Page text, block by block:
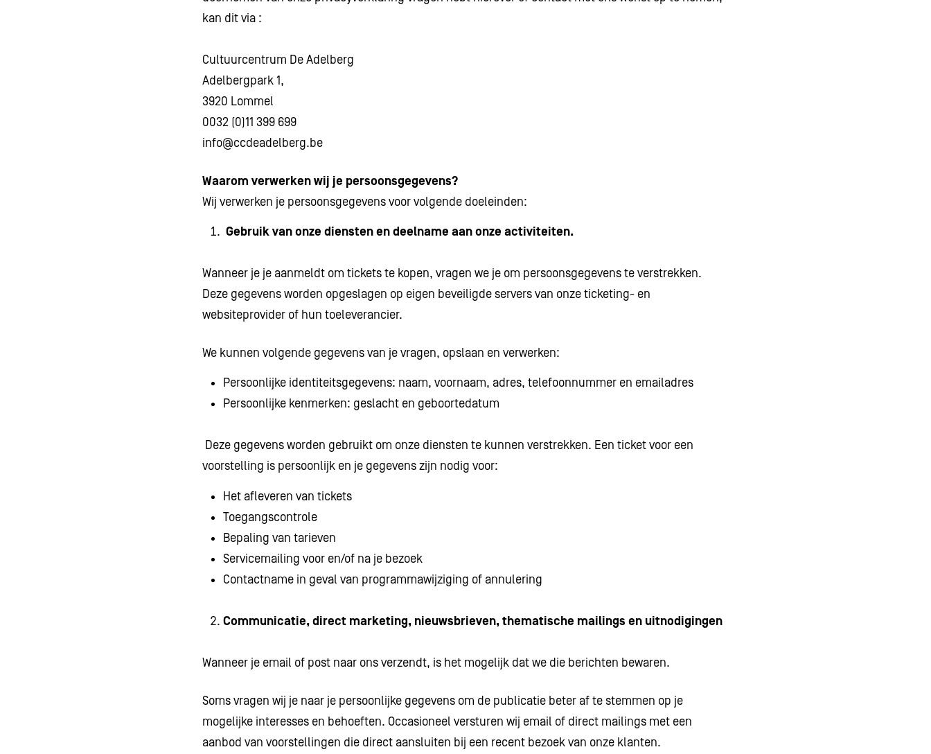
kan dit via :
Cultuurcentrum De Adelberg
Adelbergpark 1,
3920 Lommel
0032 (0)11 399 699
info@ccdeadelberg.be
Waarom verwerken wij je persoonsgegevens?
Wij verwerken je persoonsgegevens voor volgende doeleinden:
Gebruik van onze diensten en deelname aan onze activiteiten.
Wanneer je je aanmeldt om tickets te kopen, vragen we je om persoonsgegevens te verstrekken.
Deze gegevens worden opgeslagen op eigen beveiligde servers van onze ticketing- en
websiteprovider of hun toeleverancier.
We kunnen volgende gegevens van je vragen, opslaan en verwerken:
Persoonlijke identiteitsgegevens: naam, voornaam, adres, telefoonnummer en emailadres
Persoonlijke kenmerken: geslacht en geboortedatum
Deze gegevens worden gebruikt om onze diensten te kunnen verstrekken. Een ticket voor een
voorstelling is persoonlijk en je gegevens zijn nodig voor:
Het afleveren van tickets
Toegangscontrole
Bepaling van tarieven
Servicemailing voor en/of na je bezoek
Contactname in geval van programmawijziging of annulering
Communicatie, direct marketing, nieuwsbrieven, thematische mailings en uitnodigingen
Wanneer je email of post naar ons verzendt, is het mogelijk dat we die berichten bewaren.
Soms vragen wij je naar je persoonlijke gegevens om de publicatie beter af te stemmen op je
mogelijke interesses en behoeften. Occasioneel versturen wij email of direct mailings met een
aanbod van voorstellingen die direct aansluiten bij een recent bezoek van onze klanten.